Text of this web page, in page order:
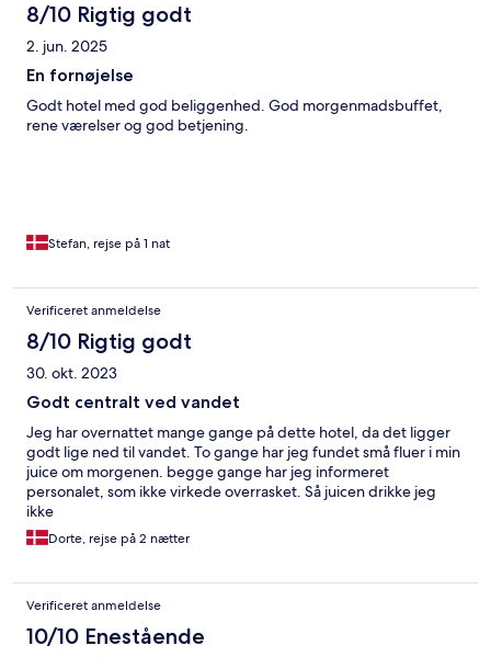
8/10 Rigtig godt
2. jun. 2025
En fornøjelse
Godt hotel med god beliggenhed. God morgenmadsbuffet,
rene værelser og god betjening.
Stefan, rejse på 1 nat
Verificeret anmeldelse
8/10 Rigtig godt
30. okt. 2023
Godt centralt ved vandet
Jeg har overnattet mange gange på dette hotel, da det ligger
godt lige ned til vandet. To gange har jeg fundet små fluer i min
juice om morgenen. begge gange har jeg informeret
personalet, som ikke virkede overrasket. Så juicen drikke jeg
ikke
Dorte, rejse på 2 nætter
Verificeret anmeldelse
10/10 Enestående